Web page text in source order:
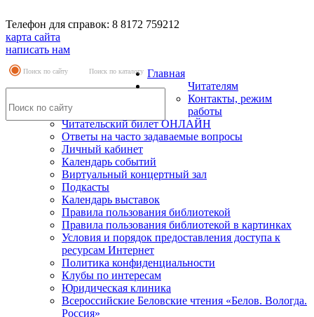
Телефон для справок: 8 8172 759212
карта сайта
написать нам
Поиск по сайту Поиск по каталогу Главная
Читателям
Контакты, режим
работы
Читательский билет ОНЛАЙН
Ответы на часто задаваемые вопросы
Личный кабинет
Календарь событий
Виртуальный концертный зал
Подкасты
Календарь выставок
Правила пользования библиотекой
Правила пользования библиотекой в картинках
Условия и порядок предоставления доступа к
ресурсам Интернет
Политика конфиденциальности
Клубы по интересам
Юридическая клиника
Всероссийские Беловские чтения «Белов. Вологда.
Россия»